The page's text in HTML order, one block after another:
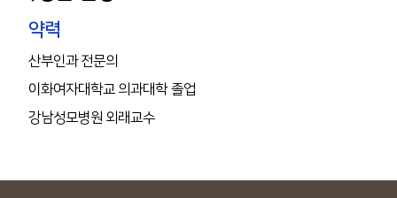
약력
산부인과 전문의
이화여자대학교 의과대학 졸업
강남성모병원 외래교수